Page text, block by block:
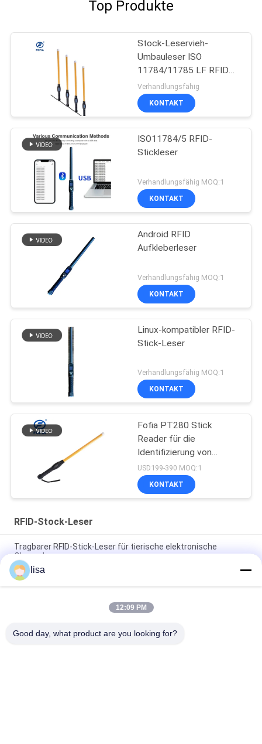
Top Produkte
Stock-Leservieh-
Umbauleser ISO
11784/11785 LF RFID
mit großer
Datenspeicherung
Verhandlungsfähig
KONTAKT
ISO11784/5 RFID-
Stickleser
Verhandlungsfähig MOQ:1
KONTAKT
Android RFID
Aufkleberleser
Verhandlungsfähig MOQ:1
KONTAKT
Linux-kompatibler RFID-
Stick-Leser
Verhandlungsfähig MOQ:1
KONTAKT
Fofia PT280 Stick
Reader für die
Identifizierung von
Ohrzeichen für Rinder
USD199-390 MOQ:1
KONTAKT
RFID-Stock-Leser
Tragbarer RFID-Stick-Leser für tierische elektronische
Ohrmarken
Professioneller RFID-Tag Reader PT290 für Viehbestände mit
OLED-Display-Datenspeicher
Tragbare RFID-Stock-Leser-Kennzeichnung der Tiere mit 128
lisa
12:09 PM
Good day, what product are you looking for?